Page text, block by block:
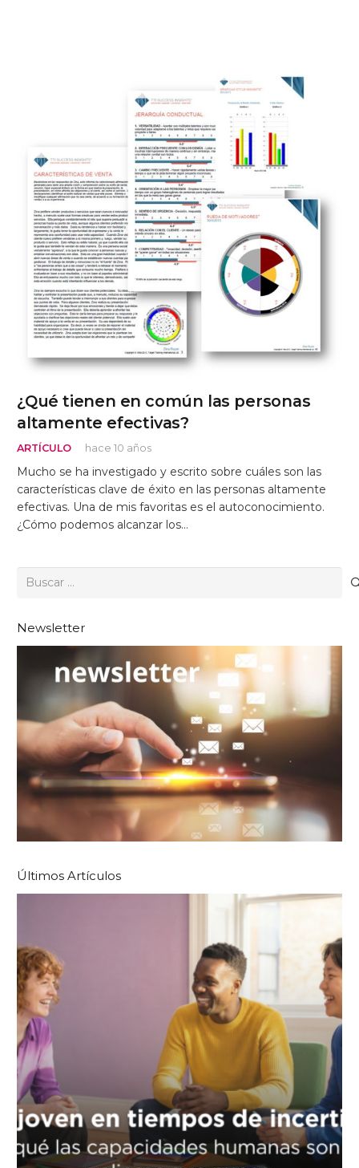
¿Qué tienen en común las personas
altamente efectivas?
ARTÍCULO hace 10 años
Mucho se ha investigado y escrito sobre cuáles son las
características clave de éxito en las personas altamente
efectivas. Una de mis favoritas es el autoconocimiento.
¿Cómo podemos alcanzar los…
Buscar:
Newsletter
Últimos Artículos